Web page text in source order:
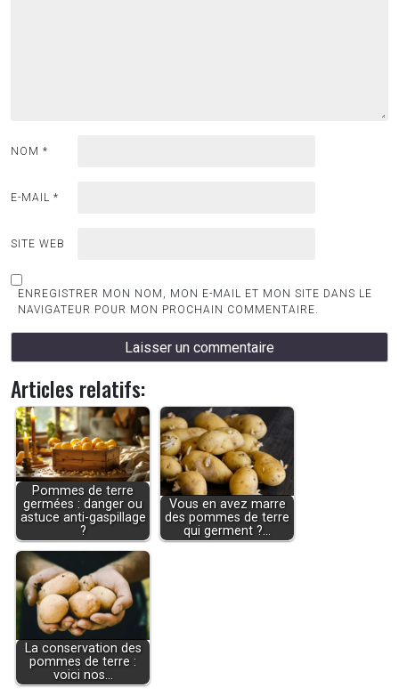
NOM *
E-MAIL *
SITE WEB
ENREGISTRER MON NOM, MON E-MAIL ET MON SITE DANS LE
NAVIGATEUR POUR MON PROCHAIN COMMENTAIRE.
Articles relatifs:
Pommes de terre
germées : danger ou
astuce anti-gaspillage
?
Vous en avez marre
des pommes de terre
qui germent ?…
La conservation des
pommes de terre :
voici nos…